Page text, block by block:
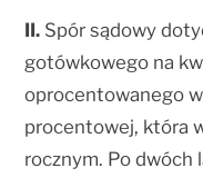
II. Spór sądowy
gotówkowego na
oprocentowanego
procentowej, która
rocznym. Po dwóch